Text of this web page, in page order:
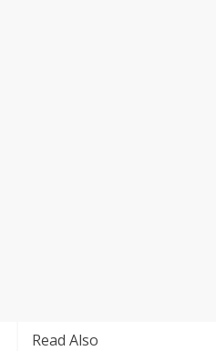
Read Also